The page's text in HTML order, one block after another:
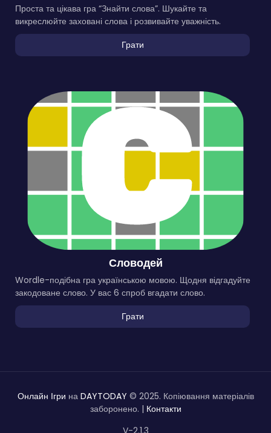
Проста та цікава гра “Знайти слова”. Шукайте та
викреслюйте заховані слова і розвивайте уважність.
Грати
Словодей
Wordle-подібна гра українською мовою. Щодня відгадуйте
закодоване слово. У вас 6 спроб вгадати слово.
Грати
Онлайн Ігри на DAYTODAY © 2025. Копіювання матеріалів
заборонено. | Контакти